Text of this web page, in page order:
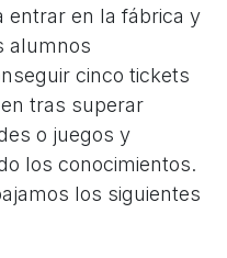
entrar en la fábrica y
alumnos
cinco tickets
tras superar
o juegos y
los conocimientos.
los siguientes